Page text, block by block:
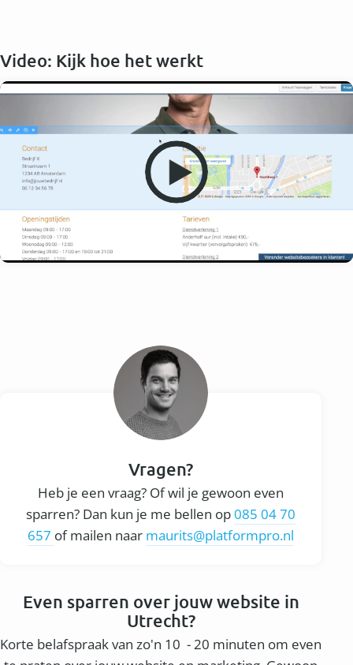
Video: Kijk hoe het werkt
Vragen?
Heb je een vraag? Of wil je gewoon even
sparren? Dan kun je me bellen op085 04 70
657 of mailen naar maurits@platformpro.nl
Even sparren over jouw website in
Utrecht?
Korte belafspraak van zo'n 10 - 20 minuten om even